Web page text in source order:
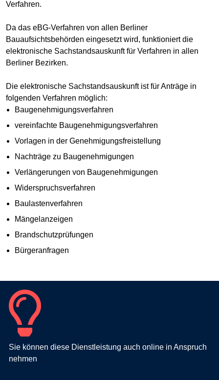
Verfahren.
Da das eBG-Verfahren von allen Berliner
Bauaufsichtsbehörden eingesetzt wird, funktioniert die
elektronische Sachstandsauskunft für Verfahren in allen
Berliner Bezirken.
Die elektronische Sachstandsauskunft ist für Anträge in
folgenden Verfahren möglich:
Baugenehmigungsverfahren
vereinfachte Baugenehmigungsverfahren
Vorlagen in der Genehmigungsfreistellung
Nachträge zu Baugenehmigungen
Verlängerungen von Baugenehmigungen
Widerspruchsverfahren
Baulastenverfahren
Mängelanzeigen
Brandschutzprüfungen
Bürgeranfragen
Sie können diese Dienstleistung auch online in Anspruch
nehmen